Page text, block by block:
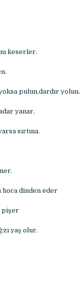
keserler.
pulun,dardır yolun.
yanar.
sırtına.
hoca dinden eder
pişer
yaş olur.